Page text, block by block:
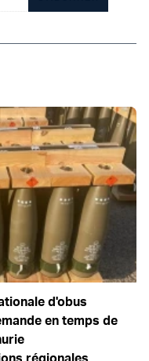
d'obus
en temps de